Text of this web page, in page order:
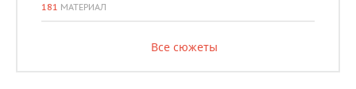
181 МАТЕРИАЛ
Все сюжеты